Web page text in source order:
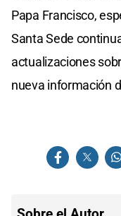
Papa Francisco,
Santa Sede
actualizaciones
nueva información